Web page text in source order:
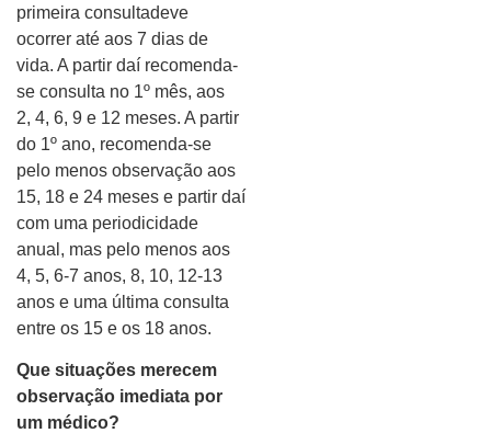
primeira consultadeve
ocorrer até aos 7 dias de
vida. A partir daí recomenda-
se consulta no 1º mês, aos
2, 4, 6, 9 e 12 meses. A partir
do 1º ano, recomenda-se
pelo menos observação aos
15, 18 e 24 meses e partir daí
com uma periodicidade
anual, mas pelo menos aos
4, 5, 6-7 anos, 8, 10, 12-13
anos e uma última consulta
entre os 15 e os 18 anos.
Que situações merecem
observação imediata por
um médico?